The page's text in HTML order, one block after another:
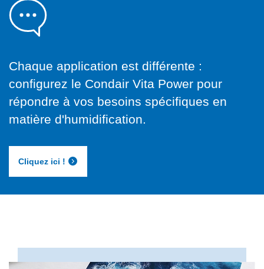
Chaque application est différente :
configurez le Condair Vita Power pour
répondre à vos besoins spécifiques en
matière d'humidification.
Cliquez ici !